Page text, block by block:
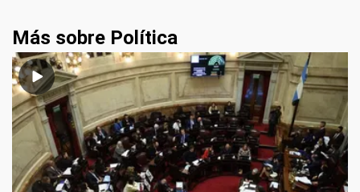
Más sobre Política